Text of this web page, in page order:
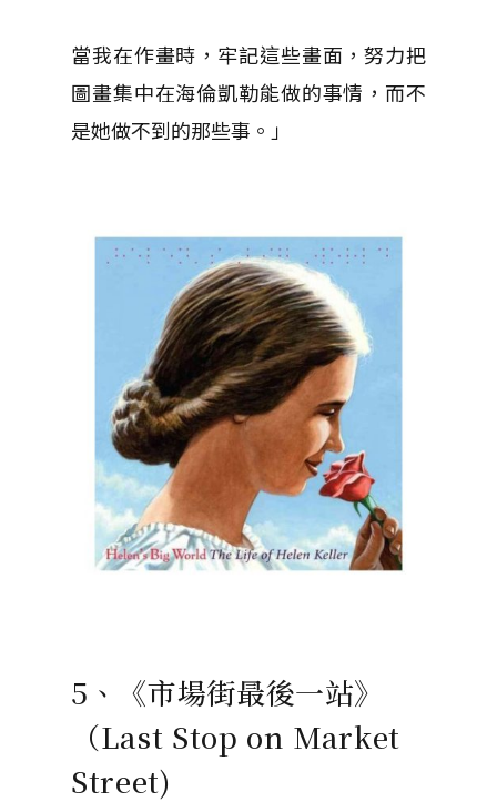
當我在作畫時，牢記這些畫面，努力把
圖畫集中在海倫凱勒能做的事情，而不
是她做不到的那些事。」
5、《市場街最後一站》
（Last Stop on Market
Street)